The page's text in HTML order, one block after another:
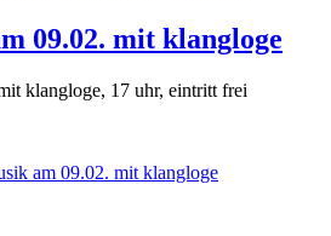
09.02. mit klangloge
klangloge, 17 uhr, eintritt frei
am 09.02. mit klangloge